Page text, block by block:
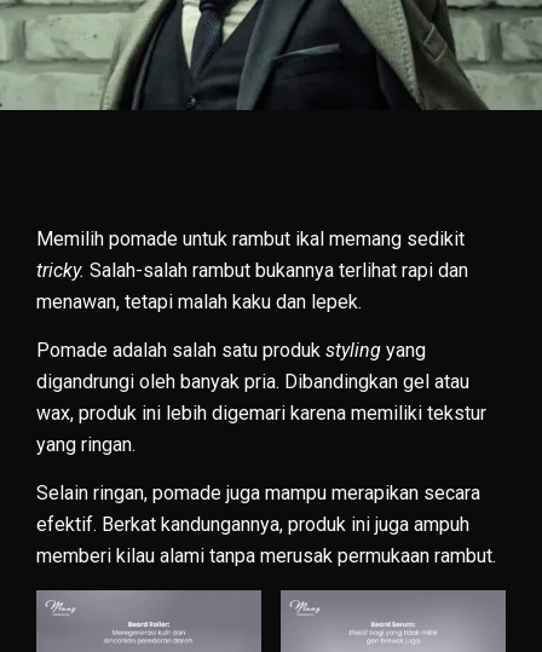
Memilih pomade untuk rambut ikal memang sedikit
tricky. Salah-salah rambut bukannya terlihat rapi dan
menawan, tetapi malah kaku dan lepek.
Pomade adalah salah satu produk styling yang
digandrungi oleh banyak pria. Dibandingkan gel atau
wax, produk ini lebih digemari karena memiliki tekstur
yang ringan.
Selain ringan, pomade juga mampu merapikan secara
efektif. Berkat kandungannya, produk ini juga ampuh
memberi kilau alami tanpa merusak permukaan rambut.